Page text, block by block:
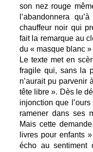
son nez rouge
l’abandonnera
chauffeur noir qui
fait la remarque au
du « masque blanc
Le texte met en
fragile qui, sans la
n’aurait pu
tête libre ». Dès le
injonction que
ramener dans ses
Mais cette
livres pour enfants
écho au sentiment